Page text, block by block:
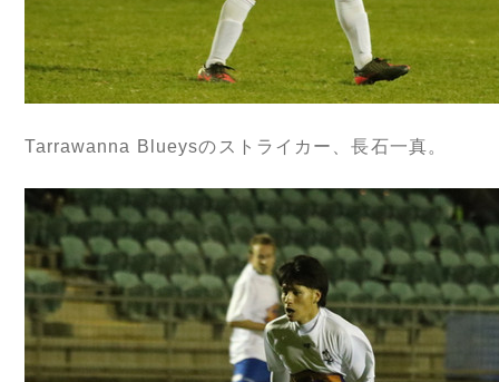
Tarrawanna Blueysのストライカー、長石一真。